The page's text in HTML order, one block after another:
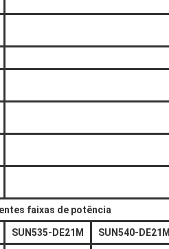
faixas de potência
SUN535-DE21M SUN540-DE21M